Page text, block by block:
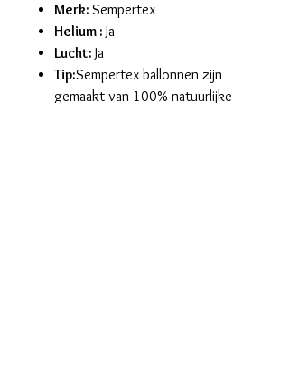
Merk: Sempertex
Helium : Ja
Lucht: Ja
Tip:Sempertex ballonnen zijn
gemaakt van 100% natuurlijke